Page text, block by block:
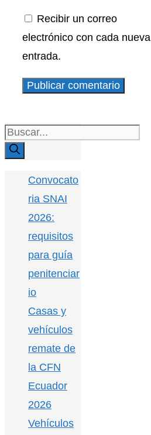
Recibir un correo
electrónico con cada nueva
entrada.
Buscar:
Convocato
ria SNAI
2026:
requisitos
para guía
penitenciar
io
Casas y
vehículos
remate de
la CFN
Ecuador
2026
Vehículos